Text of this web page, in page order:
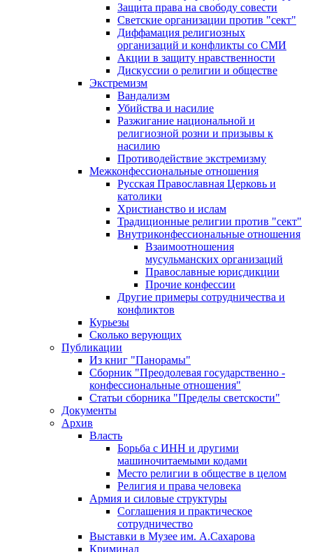
Защита права на свободу совести
Светские организации против "сект"
Диффамация религиозных
организаций и конфликты со СМИ
Акции в защиту нравственности
Дискуссии о религии и обществе
Экстремизм
Вандализм
Убийства и насилие
Разжигание национальной и
религиозной розни и призывы к
насилию
Противодействие экстремизму
Межконфессиональные отношения
Русская Православная Церковь и
католики
Христианство и ислам
Традиционные религии против "сект"
Внутриконфессиональные отношения
Взаимоотношения
мусульманских организаций
Православные юрисдикции
Прочие конфессии
Другие примеры сотрудничества и
конфликтов
Курьезы
Сколько верующих
Публикации
Из книг "Панорамы"
Сборник "Преодолевая государственно -
конфессиональные отношения"
Статьи сборника "Пределы светскости"
Документы
Архив
Власть
Борьба с ИНН и другими
машиночитаемыми кодами
Место религии в обществе в целом
Религия и права человека
Армия и силовые структуры
Соглашения и практическое
сотрудничество
Выставки в Музее им. А.Сахарова
Криминал